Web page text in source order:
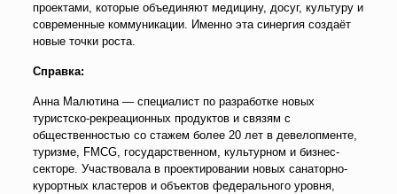
проектами, которые объединяют медицину, досуг, культуру и
современные коммуникации. Именно эта синергия создаёт
новые точки роста.
Справка:
Анна Малютина — специалист по разработке новых
туристско-рекреационных продуктов и связям с
общественностью со стажем более 20 лет в девелопменте,
туризме, FMCG, государственном, культурном и бизнес-
секторе. Участвовала в проектировании новых санаторно-
курортных кластеров и объектов федерального уровня,